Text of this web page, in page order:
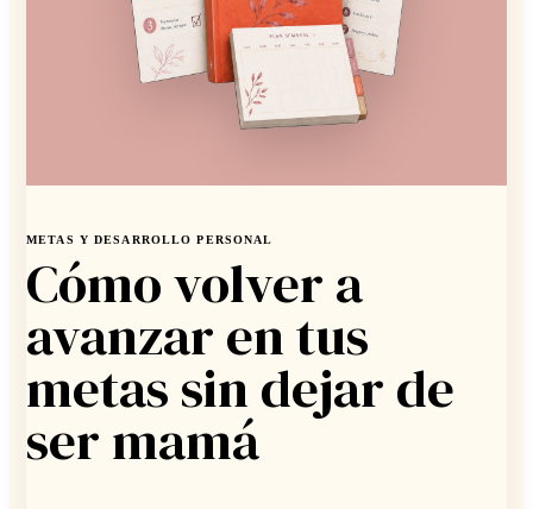
METAS Y DESARROLLO PERSONAL
Cómo volver a
avanzar en tus
metas sin dejar de
ser mamá